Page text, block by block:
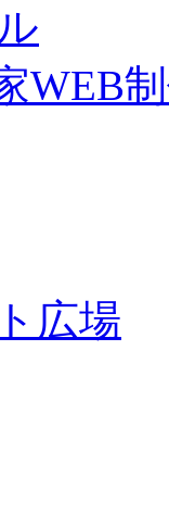
WEB
広場